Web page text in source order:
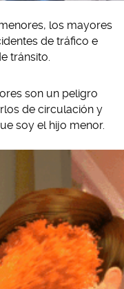
los mayores
de tráfico e
tránsito.
son un peligro
de circulación y
soy el hijo menor.